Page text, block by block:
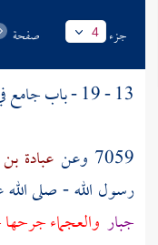
جزء 4 صفحة
13 - 19 - باب جامع في الأحكام .
7059 وعن
عبادة
رسول الله - صلى
جبار والعجماء